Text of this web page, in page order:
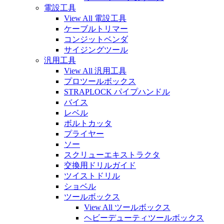
電設工具
View All 電設工具
ケーブルトリマー
コンジットベンダ
サイジングツール
汎用工具
View All 汎用工具
プロツールボックス
STRAPLOCK パイプハンドル
バイス
レベル
ボルトカッタ
プライヤー
ソー
スクリューエキストラクタ
交換用ドリルガイド
ツイストドリル
ショベル
ツールボックス
View All ツールボックス
ヘビーデューティツールボックス